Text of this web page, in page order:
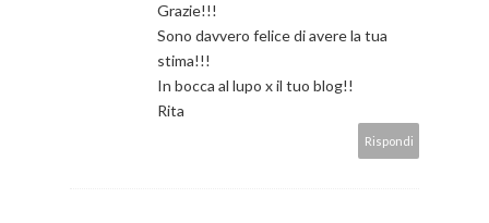
Grazie!!!
Sono davvero felice di avere la tua
stima!!!
In bocca al lupo x il tuo blog!!
Rita
Rispondi